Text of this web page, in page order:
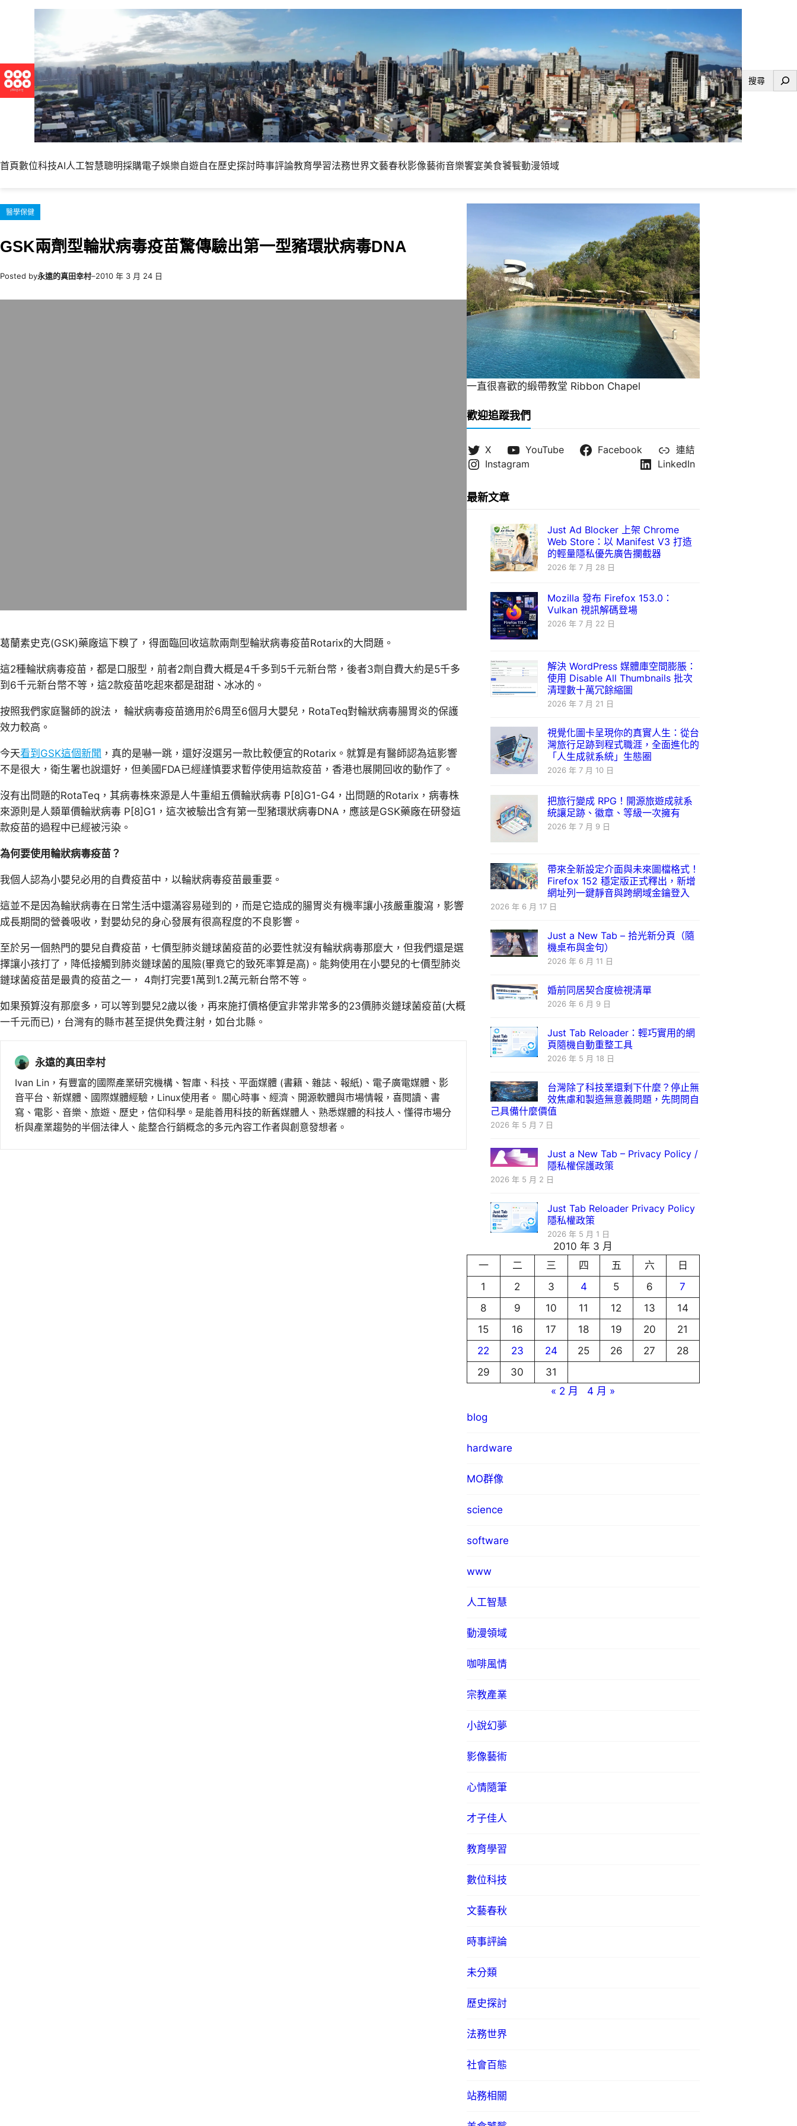
內
容
搜
首頁數位科技AI人工智慧聰明採購電子娛樂自遊自在歷史探討時事評論教育學習法務世界文藝春秋影像藝術音樂饗宴美食饕餮動漫領域
醫學保健
GSK兩劑型輪狀病毒疫苗驚傳驗出第一型豬環狀病毒DNA
Posted by永遠的真田幸村–2010 年 3 月 24 日
葛蘭素史克(GSK)藥廠這下糗了，得面臨回收這款兩劑型輪狀病毒疫苗Rotarix的大問題。
這2種輪狀病毒疫苗，都是口服型，前者2劑自費大概是4千多到5千元新台幣，後者3劑自費大約是5千多
到6千元新台幣不等，這2款疫苗吃起來都是甜甜、冰冰的。
按照我們家庭醫師的說法， 輪狀病毒疫苗適用於6周至6個月大嬰兒，RotaTeq對輪狀病毒腸胃炎的保護
效力較高。
今天看到GSK這個新聞 ，真的是嚇一跳，還好沒選另一款比較便宜的Rotarix。就算是有醫師認為這影響
不是很大，衛生署也說還好，但美國FDA已經謹慎要求暫停使用這款疫苗，香港也展開回收的動作了。
沒有出問題的RotaTeq，其病毒株來源是人牛重組五價輪狀病毒 P[8]G1-G4，出問題的Rotarix，病毒株
來源則是人類單價輪狀病毒 P[8]G1，這次被驗出含有第一型豬環狀病毒DNA，應該是GSK藥廠在研發這
款疫苗的過程中已經被污染。
為何要使用輪狀病毒疫苗？
我個人認為小嬰兒必用的自費疫苗中，以輪狀病毒疫苗最重要。
這並不是因為輪狀病毒在日常生活中還滿容易碰到的，而是它造成的腸胃炎有機率讓小孩嚴重腹瀉，影響
成長期間的營養吸收，對嬰幼兒的身心發展有很高程度的不良影響。
至於另一個熱門的嬰兒自費疫苗，七價型肺炎鏈球菌疫苗的必要性就沒有輪狀病毒那麼大，但我們還是選
擇讓小孩打了，降低接觸到肺炎鏈球菌的風險(畢竟它的致死率算是高)。能夠使用在小嬰兒的七價型肺炎
鏈球菌疫苗是最貴的疫苗之一， 4劑打完要1萬到1.2萬元新台幣不等。
如果預算沒有那麼多，可以等到嬰兒2歲以後，再來施打價格便宜非常非常多的23價肺炎鏈球菌疫苗(大概
一千元而已)，台灣有的縣市甚至提供免費注射，如台北縣。
永遠的真田幸村
Ivan Lin，有豐富的國際產業研究機構、智庫、科技、平面媒體 (書籍、雜誌、報紙)、電子廣電媒體、影
音平台、新媒體、國際媒體經驗，Linux使用者。 關心時事、經濟、開源軟體與市場情報，喜閱讀、書
寫、電影、音樂、旅遊、歷史，信仰科學。是能善用科技的新舊媒體人、熟悉媒體的科技人、懂得市場分
析與產業趨勢的半個法律人、能整合行銷概念的多元內容工作者與創意發想者。
一直很喜歡的緞帶教堂 Ribbon Chapel
歡迎追蹤我們
X YouTube Facebook
連結
Instagram
LinkedIn
最新文章
Just Ad Blocker 上架 Chrome
Web Store：以 Manifest V3 打造
的輕量隱私優先廣告攔截器
2026 年 7 月 28 日
Mozilla 發布 Firefox 153.0：
Vulkan 視訊解碼登場
2026 年 7 月 22 日
解決 WordPress 媒體庫空間膨脹：
使用 Disable All Thumbnails 批次
清理數十萬冗餘縮圖
2026 年 7 月 21 日
視覺化圖卡呈現你的真實人生：從台
灣旅行足跡到程式職涯，全面進化的
「人生成就系統」生態圈
2026 年 7 月 10 日
把旅行變成 RPG！開源旅遊成就系
統讓足跡、徽章、等級一次擁有
2026 年 7 月 9 日
帶來全新設定介面與未來圖檔格式！
Firefox 152 穩定版正式釋出，新增
網址列一鍵靜音與跨網域金鑰登入
2026 年 6 月 17 日
Just a New Tab – 拾光新分頁（隨
機桌布與金句）
2026 年 6 月 11 日
婚前同居契合度檢視清單
2026 年 6 月 9 日
Just Tab Reloader：輕巧實用的網
頁隨機自動重整工具
2026 年 5 月 18 日
台灣除了科技業還剩下什麼？停止無
效焦慮和製造無意義問題，先問問自
己具備什麼價值
2026 年 5 月 7 日
Just a New Tab – Privacy Policy /
隱私權保護政策
2026 年 5 月 2 日
Just Tab Reloader Privacy Policy
隱私權政策
2026 年 5 月 1 日
2010 年 3 月
一
二 三 四 五 六
日
1
2 3 4 5 6
7
8
9 10 11 12 13
14
15
16 17 18 19 20
21
22
23 24 25 26 27
28
29
30
31
« 2 月
4 月 »
blog
hardware
MO群像
science
software
www
人工智慧
動漫領域
咖啡風情
宗教產業
小說幻夢
影像藝術
心情隨筆
才子佳人
教育學習
數位科技
文藝春秋
時事評論
未分類
歷史探討
法務世界
社會百態
站務相關